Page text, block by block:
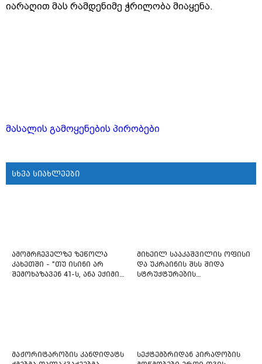
იარაღით მას რამდენიმე ჭრილობა მიაყენა.
მასალის გამოყენების პირობები
სხვა სიახლეები
ამომრჩეველზე ზეწოლა
კახეთში - "თუ ისინი არ
შემოხაზავენ 41-ს, ანა ექიმის
მიხეილ სააკაშვილის ოფისი
და უკრაინის შსს შიდა
სტრუქტურების
მაჟორიტარობის კანდიდატს
სექტემბრიდან პირადობის